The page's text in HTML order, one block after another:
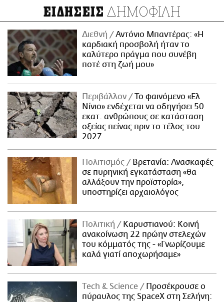
ΕΙΔΗΣΕΙΣ ΔΗΜΟΦΙΛΗ
Διεθνή
Αντόνιο Μπαντέρας: «Η
καρδιακή προσβολή ήταν το
καλύτερο πράγμα που συνέβη
ποτέ στη ζωή μου»
Περιβάλλον
Το φαινόμενο «Ελ
Νίνιο» ενδέχεται να οδηγήσει 50
εκατ. ανθρώπους σε κατάσταση
οξείας πείνας πριν το τέλος του
2027
Πολιτισμός
Βρετανία: Ανασκαφές
σε πυρηνική εγκατάσταση «θα
αλλάξουν την προϊστορία»,
υποστηρίζει αρχαιολόγος
Πολιτική
Καρυστιανού: Κοινή
ανακοίνωση 22 πρώην στελεχών
του κόμματός της - «Γνωρίζουμε
καλά γιατί αποχωρήσαμε»
Τech & Science
Προσέκρουσε ο
πύραυλος της SpaceX στη Σελήνη: